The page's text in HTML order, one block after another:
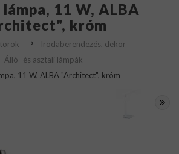
11 W, ALBA
króm
Irodaberendezés, dekor
Álló- és asztali lámpák
11 W, ALBA "Architect", króm